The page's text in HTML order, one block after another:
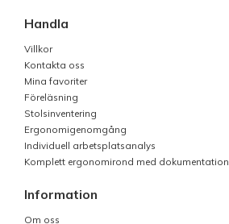
Handla
Villkor
Kontakta oss
Mina favoriter
Föreläsning
Stolsinventering
Ergonomigenomgång
Individuell arbetsplatsanalys
Komplett ergonomirond med dokumentation
Information
Om oss